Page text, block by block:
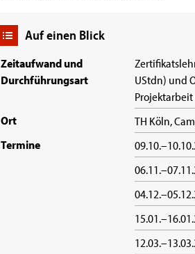
Auf einen Blick
Zeitaufwand und
Durchführungsart
UStdn) und
Ort
TH Köln,
Termine